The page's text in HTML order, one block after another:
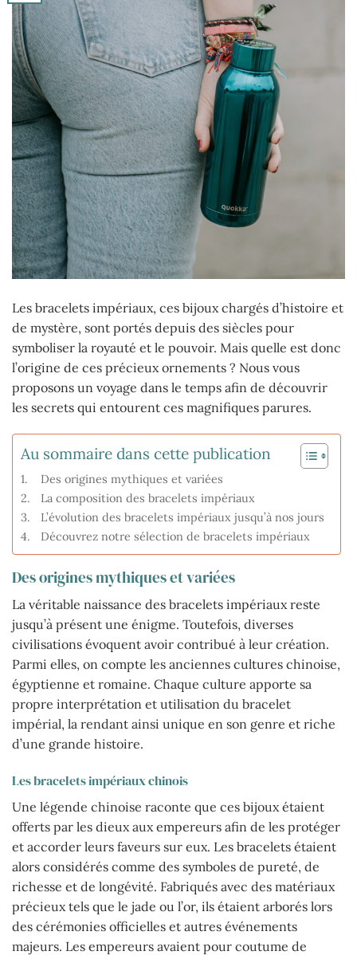
Les bracelets impériaux, ces bijoux chargés d’histoire et
de mystère, sont portés depuis des siècles pour
symboliser la royauté et le pouvoir. Mais quelle est donc
l’origine de ces précieux ornements ? Nous vous
proposons un voyage dans le temps afin de découvrir
les secrets qui entourent ces magnifiques parures.
Au sommaire dans cette publication
Des origines mythiques et variées
La composition des bracelets impériaux
L’évolution des bracelets impériaux jusqu’à nos jours
Découvrez notre sélection de bracelets impériaux
Des origines mythiques et variées
La véritable naissance des bracelets impériaux reste
jusqu’à présent une énigme. Toutefois, diverses
civilisations évoquent avoir contribué à leur création.
Parmi elles, on compte les anciennes cultures chinoise,
égyptienne et romaine. Chaque culture apporte sa
propre interprétation et utilisation du bracelet
impérial, la rendant ainsi unique en son genre et riche
d’une grande histoire.
Les bracelets impériaux chinois
Une légende chinoise raconte que ces bijoux étaient
offerts par les dieux aux empereurs afin de les protéger
et accorder leurs faveurs sur eux. Les bracelets étaient
alors considérés comme des symboles de pureté, de
richesse et de longévité. Fabriqués avec des matériaux
précieux tels que le jade ou l’or, ils étaient arborés lors
des cérémonies officielles et autres événements
majeurs. Les empereurs avaient pour coutume de